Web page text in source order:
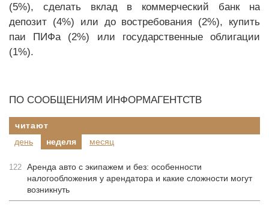
(5%), сделать вклад в коммерческий банк на
депозит (4%) или до востребования (2%), купить
паи ПИФа (2%) или государственные облигации
(1%).
ПО СООБЩЕНИЯМ ИНФОРМАГЕНТСТВ
читают
день
неделя месяц
122 Аренда авто с экипажем и без: особенности
налогообложения у арендатора и какие сложности могут
возникнуть